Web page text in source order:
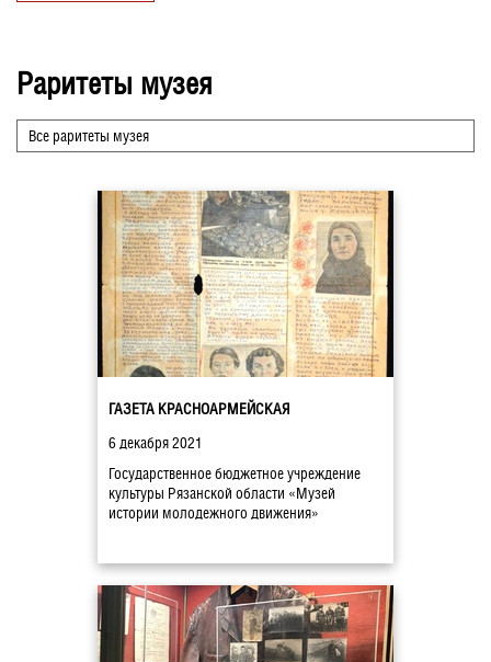
Раритеты музея
Все раритеты музея
ГАЗЕТА КРАСНОАРМЕЙСКАЯ
6 декабря 2021
Государственное бюджетное учреждение
культуры Рязанской области «Музей
истории молодежного движения»